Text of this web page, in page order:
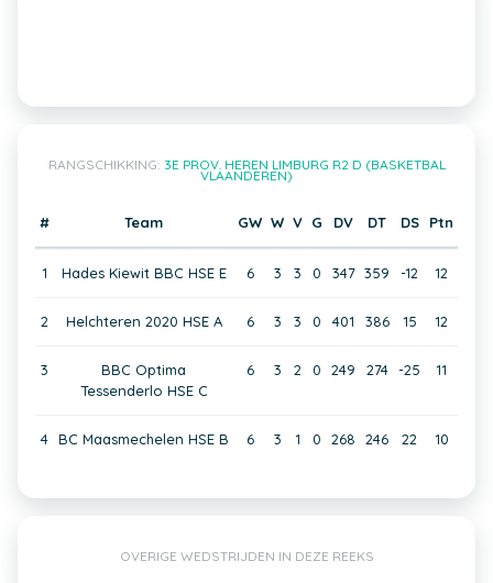
RANGSCHIKKING: 3E PROV. HEREN LIMBURG R2 D (BASKETBAL
VLAANDEREN)
# Team GW W V G DV DT DS Ptn
1 Hades Kiewit BBC HSE E 6 3 3 0 347 359 -12 12
2 Helchteren 2020 HSE A 6 3 3 0 401 386 15 12
3
BBC Optima
Tessenderlo HSE C
6 3 2 0 249 274 -25 11
4 BC Maasmechelen HSE B 6 3 1 0 268 246 22 10
OVERIGE WEDSTRIJDEN IN DEZE REEKS